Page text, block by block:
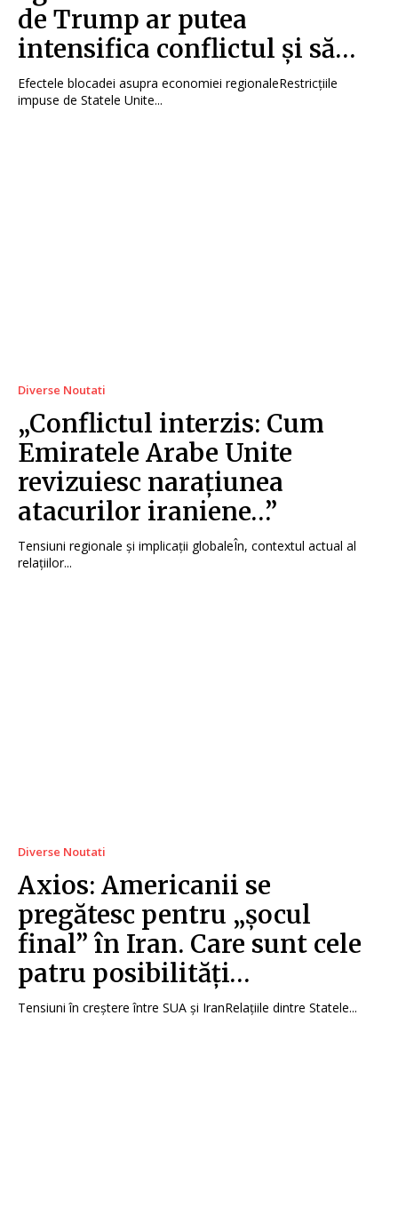
de Trump ar putea
intensifica conflictul și să…
Efectele blocadei asupra economiei regionaleRestricțiile
impuse de Statele Unite...
Diverse Noutati
„Conflictul interzis: Cum
Emiratele Arabe Unite
revizuiesc narațiunea
atacurilor iraniene…”
Tensiuni regionale și implicații globaleÎn, contextul actual al
relațiilor...
Diverse Noutati
Axios: Americanii se
pregătesc pentru „șocul
final” în Iran. Care sunt cele
patru posibilități…
Tensiuni în creștere între SUA și IranRelațiile dintre Statele...